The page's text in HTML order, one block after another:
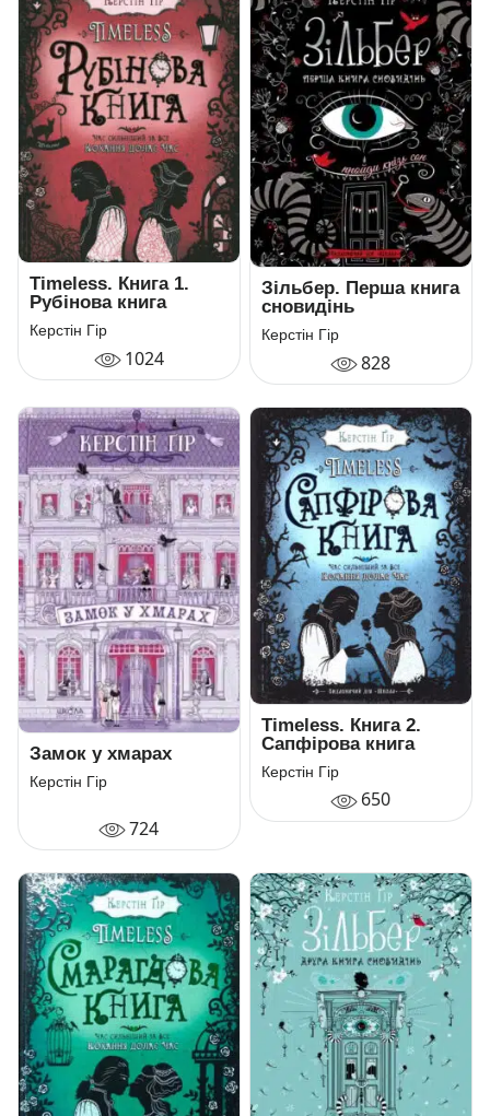
Timeless. Книга 1.
Рубінова книга
Керстін Гір
1024
Зільбер. Перша книга
сновидінь
Керстін Гір
828
Замок у хмарах
Керстін Гір
724
Timeless. Книга 2.
Сапфірова книга
Керстін Гір
650